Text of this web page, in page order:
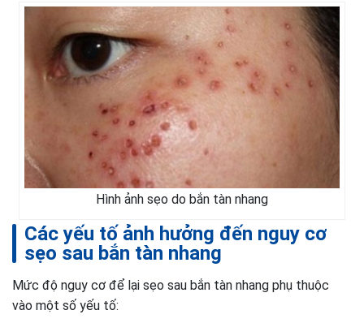
Hình ảnh sẹo do bắn tàn nhang
Các yếu tố ảnh hưởng đến nguy cơ
sẹo sau bắn tàn nhang
Mức độ nguy cơ để lại sẹo sau bắn tàn nhang phụ thuộc
vào một số yếu tố: